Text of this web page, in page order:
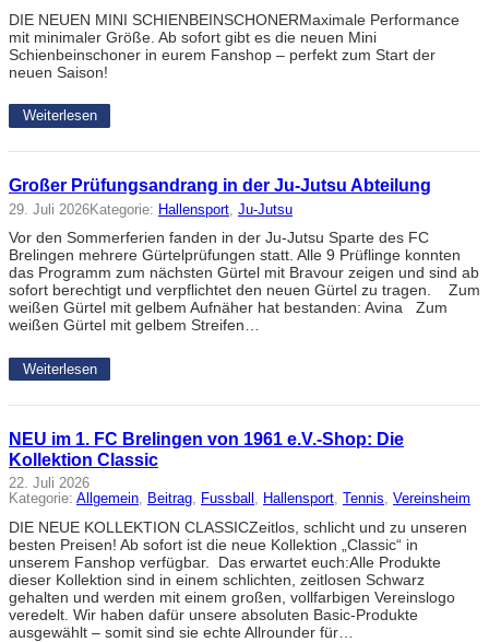
DIE NEUEN MINI SCHIENBEINSCHONERMaximale Performance
mit minimaler Größe. Ab sofort gibt es die neuen Mini
Schienbeinschoner in eurem Fanshop – perfekt zum Start der
neuen Saison!
Weiterlesen
Großer Prüfungsandrang in der Ju-Jutsu Abteilung
29. Juli 2026Kategorie: Hallensport Ju-Jutsu
Vor den Sommerferien fanden in der Ju-Jutsu Sparte des FC
Brelingen mehrere Gürtelprüfungen statt. Alle 9 Prüflinge konnten
das Programm zum nächsten Gürtel mit Bravour zeigen und sind ab
sofort berechtigt und verpflichtet den neuen Gürtel zu tragen. Zum
weißen Gürtel mit gelbem Aufnäher hat bestanden: Avina Zum
weißen Gürtel mit gelbem Streifen…
Weiterlesen
NEU im 1. FC Brelingen von 1961 e.V.-Shop: Die
Kollektion Classic
22. Juli 2026
Kategorie: Allgemein, Beitrag, Fussball , Hallensport, Tennis, Vereinsheim
DIE NEUE KOLLEKTION CLASSICZeitlos, schlicht und zu unseren
besten Preisen! Ab sofort ist die neue Kollektion „Classic“ in
unserem Fanshop verfügbar. Das erwartet euch:Alle Produkte
dieser Kollektion sind in einem schlichten, zeitlosen Schwarz
gehalten und werden mit einem großen, vollfarbigen Vereinslogo
veredelt. Wir haben dafür unsere absoluten Basic-Produkte
ausgewählt – somit sind sie echte Allrounder für…